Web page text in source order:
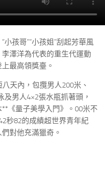
孩哥”“小孩姐”刮起芳華風
澤洋為代表的重生代運動
最高領獎臺。
天內，包攬男人200米、
男人4×2張水瓶抓著頭，
《量子美學入門》。00米不
秒82的成績超世界青年紀
對他充滿獵奇。